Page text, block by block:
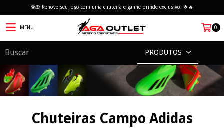
⚽🎁 Renove seu jogo com uma chuteira e ganhe brinde exclusivo! 🌟🔥
MENU 0
PRODUTOS
Chuteiras Campo Adidas